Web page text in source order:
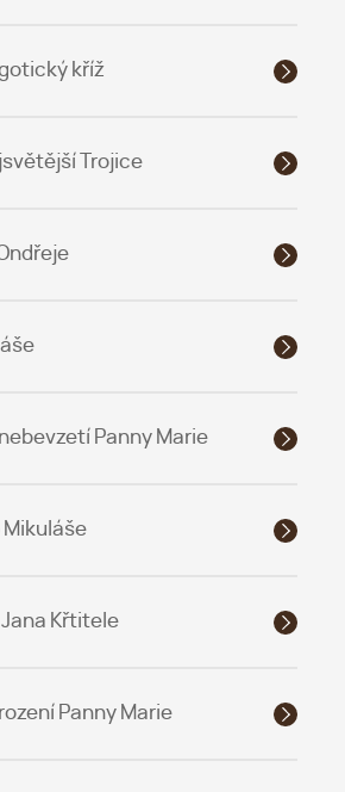
kříž
Trojice
Panny Marie
Křtitele
Panny Marie